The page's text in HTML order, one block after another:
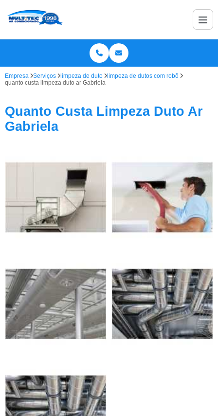
Empresa Serviços limpeza de duto
limpeza de dutos com robô
quanto custa limpeza duto ar Gabriela
Quanto Custa Limpeza Duto Ar
Gabriela